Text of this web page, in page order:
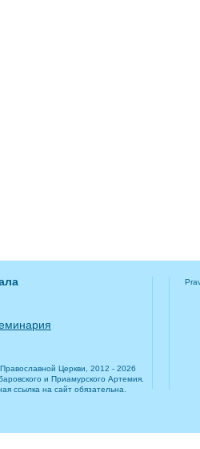
Церкви, 2012 - 2026
и Приамурского Артемия.
ссылка на сайт обязательна.